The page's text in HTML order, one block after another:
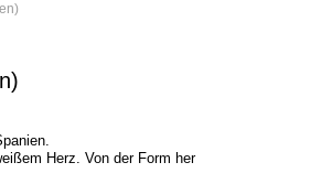
Herz. Von der Form her